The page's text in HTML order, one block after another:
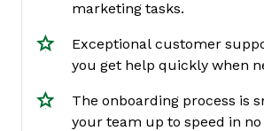
marketing tasks.
Exceptional customer
you get help quickly when
The onboarding process is
your team up to speed in